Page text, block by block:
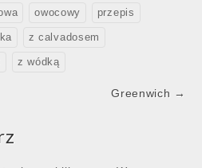
owocowy przepis
z calvadosem
z wódką
Greenwich →